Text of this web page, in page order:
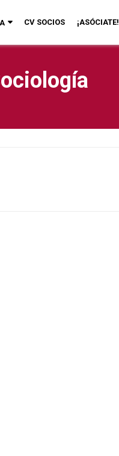
CV SOCIOS ¡ASÓCIATE!